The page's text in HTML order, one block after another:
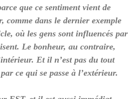
que ce sentiment vient de
comme dans le dernier exemple
où les gens sont influencés par
Le bonheur, au contraire,
Et il n’est pas du tout
ce qui se passe à l’extérieur.